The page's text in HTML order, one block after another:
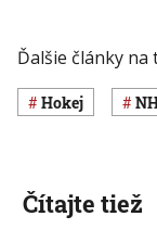
Ďalšie články na
Hokej
Čítajte tiež